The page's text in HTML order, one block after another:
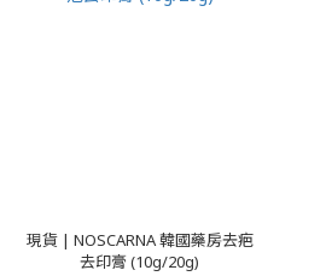
現貨 | NOSCARNA 韓國藥房去疤
去印膏 (10g/20g)